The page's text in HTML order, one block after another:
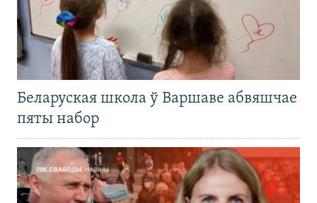
Беларуская школа ў Варшаве абвяшчае
пяты набор